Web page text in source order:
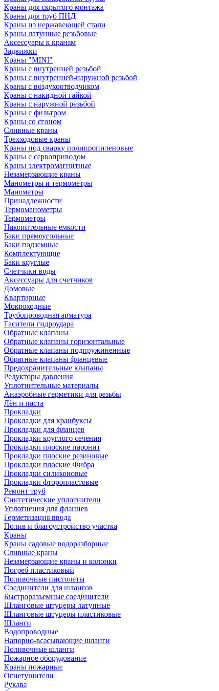
Краны для скрытого монтажа
Краны для труб ПНД
Краны из нержавеющей стали
Краны латунные резьбовые
Аксессуары к кранам
Задвижки
Краны "MINI"
Краны с внутренней резьбой
Краны с внутренней-наружной резьбой
Краны с воздухоотводчиком
Краны с накидной гайкой
Краны с наружной резьбой
Краны с фильтром
Краны со сгоном
Сливные краны
Трехходовые краны
Краны под сварку полипропиленовые
Краны с сервоприводом
Краны электромагнитные
Незамерзающие краны
Манометры и термометры
Манометры
Принадлежности
Термоманометры
Термометры
Накопительные емкости
Баки прямоугольные
Баки подземные
Комплектующие
Баки круглые
Счетчики воды
Аксессуары для счетчиков
Домовые
Квартирные
Мокроходные
Трубопроводная арматура
Гасители гидроудара
Обратные клапаны
Обратные клапаны горизонтальные
Обратные клапаны подпружиненные
Обратные клапаны фланцевые
Предохранительные клапаны
Редукторы давления
Уплотнительные материалы
Анаэробные герметики для резьбы
Лён и паста
Прокладки
Прокладки для кранбуксы
Прокладки для фланцев
Прокладки круглого сечения
Прокладки плоские паронит
Прокладки плоские резиновые
Прокладки плоские Фибра
Прокладки силиконовые
Прокладки фторопластовые
Ремонт труб
Синтетические уплотнители
Уплотнения для фланцев
Герметизация ввода
Полив и благоустройство участка
Краны
Краны садовые водоразборные
Сливные краны
Незамерзающие краны и колонки
Погреб пластиковый
Поливочные пистолеты
Соединители для шлангов
Быстроразъемные соединители
Шланговые штуцеры латунные
Шланговые штуцеры пластиковые
Шланги
Водопроводные
Напорно-всасывающие шланги
Поливочные шланги
Пожарное оборудование
Краны пожарные
Огнетушители
Рукава